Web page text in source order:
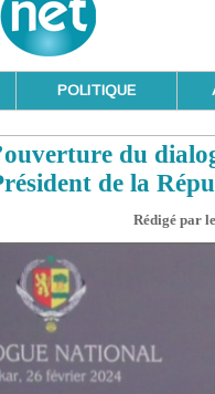
POLITIQUE
du
de la
Rédigé par